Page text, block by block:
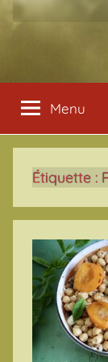
Menu
Étiquette :